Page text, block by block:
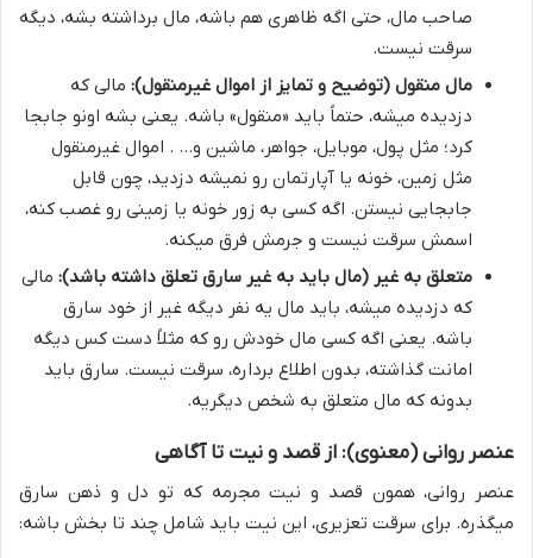
صاحب مال، حتی اگه ظاهری هم باشه، مال برداشته بشه، دیگه
سرقت نیست.
مال منقول (توضیح و تمایز از اموال غیرمنقول): مالی که
دزدیده میشه، حتماً باید «منقول» باشه. یعنی بشه اونو جابجا
کرد؛ مثل پول، موبایل، جواهر، ماشین و… . اموال غیرمنقول
مثل زمین، خونه یا آپارتمان رو نمیشه دزدید، چون قابل
جابجایی نیستن. اگه کسی به زور خونه یا زمینی رو غصب کنه،
اسمش سرقت نیست و جرمش فرق میکنه.
متعلق به غیر (مال باید به غیر سارق تعلق داشته باشد): مالی
که دزدیده میشه، باید مال یه نفر دیگه غیر از خود سارق
باشه. یعنی اگه کسی مال خودش رو که مثلاً دست کس دیگه
امانت گذاشته، بدون اطلاع برداره، سرقت نیست. سارق باید
بدونه که مال متعلق به شخص دیگریه.
عنصر روانی (معنوی): از قصد و نیت تا آگاهی
عنصر روانی، همون قصد و نیت مجرمه که تو دل و ذهن سارق
میگذره. برای سرقت تعزیری، این نیت باید شامل چند تا بخش باشه: